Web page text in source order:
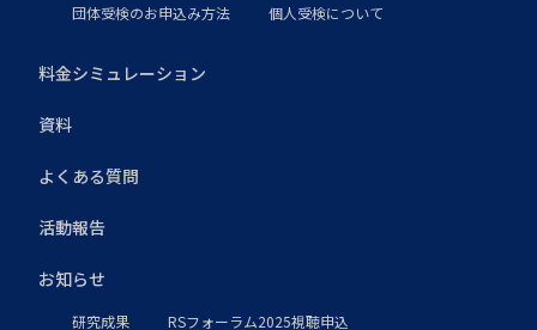
団体受検のお申込み方法 個人受検について
料金シミュレーション
資料
よくある質問
活動報告
お知らせ
研究成果 RSフォーラム2025視聴申込